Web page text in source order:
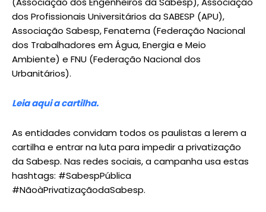
dos Profissionais Universitários da SABESP (APU),
Associação Sabesp, Fenatema (Federação Nacional
dos Trabalhadores em Água, Energia e Meio
Ambiente) e FNU (Federação Nacional dos
Urbanitários).
Leia aqui a cartilha.
As entidades convidam todos os paulistas a lerem a
cartilha e entrar na luta para impedir a privatização
da Sabesp. Nas redes sociais, a campanha usa estas
hashtags: #SabespPública
#NãoàPrivatizaçãodaSabesp.